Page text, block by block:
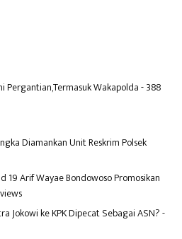
Pergantian,Termasuk Wakapolda- 388
Diamankan Unit Reskrim Polsek
19 Arif Wayae Bondowoso Promosikan
Jokowi ke KPK Dipecat Sebagai ASN?-